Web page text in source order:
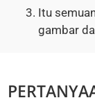
Itu
gambar